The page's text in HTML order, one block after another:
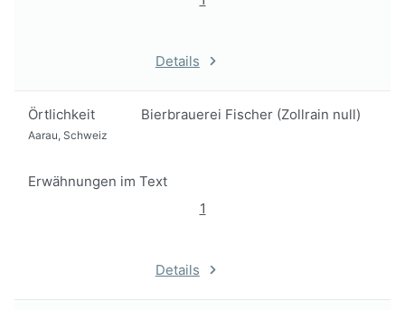
Details
Örtlichkeit Bierbrauerei Fischer (Zollrain null)
Aarau, Schweiz
Erwähnungen im Text
1
Details